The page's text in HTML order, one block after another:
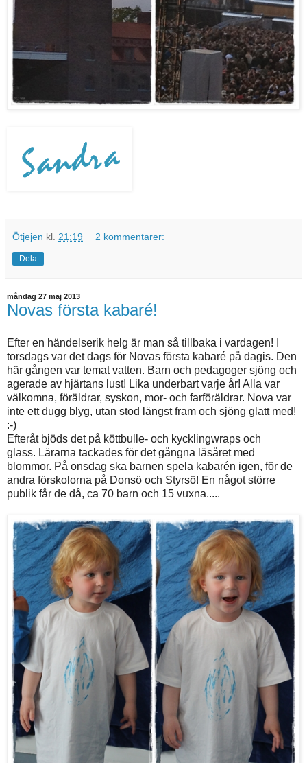
Ötjejen kl. 21:19 2 kommentarer:
Dela
måndag 27 maj 2013
Novas första kabaré!
Efter en händelserik helg är man så tillbaka i vardagen! I
torsdags var det dags för Novas första kabaré på dagis. Den
här gången var temat vatten. Barn och pedagoger sjöng och
agerade av hjärtans lust! Lika underbart varje år! Alla var
välkomna, föräldrar, syskon, mor- och farföräldrar. Nova var
inte ett dugg blyg, utan stod längst fram och sjöng glatt med!
:-)
Efteråt bjöds det på köttbulle- och kycklingwraps och
glass. Lärarna tackades för det gångna läsåret med
blommor. På onsdag ska barnen spela kabarén igen, för de
andra förskolorna på Donsö och Styrsö! En något större
publik får de då, ca 70 barn och 15 vuxna.....